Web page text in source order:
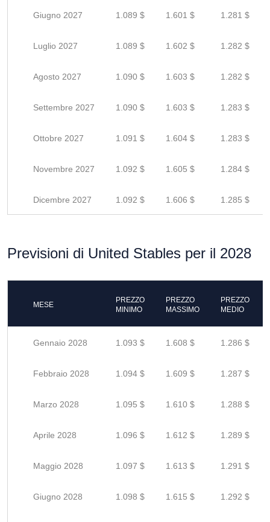
Giugno 2027 1.089 $ 1.601 $ 1.281 $
Luglio 2027 1.089 $ 1.602 $ 1.282 $
Agosto 2027 1.090 $ 1.603 $ 1.282 $
Settembre 2027 1.090 $ 1.603 $ 1.283 $
Ottobre 2027 1.091 $ 1.604 $ 1.283 $
Novembre 2027 1.092 $ 1.605 $ 1.284 $
Dicembre 2027 1.092 $ 1.606 $ 1.285 $
Previsioni di United Stables per il 2028
MESE
PREZZO
MINIMO
PREZZO
MASSIMO
PREZZO
MEDIO
Gennaio 2028 1.093 $ 1.608 $ 1.286 $
Febbraio 2028 1.094 $ 1.609 $ 1.287 $
Marzo 2028 1.095 $ 1.610 $ 1.288 $
Aprile 2028 1.096 $ 1.612 $ 1.289 $
Maggio 2028 1.097 $ 1.613 $ 1.291 $
Giugno 2028 1.098 $ 1.615 $ 1.292 $